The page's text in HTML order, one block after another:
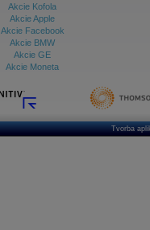
Akcie Kofola
Akcie Apple
Akcie Facebook
Akcie BMW
Akcie GE
Akcie Moneta
Tvorba